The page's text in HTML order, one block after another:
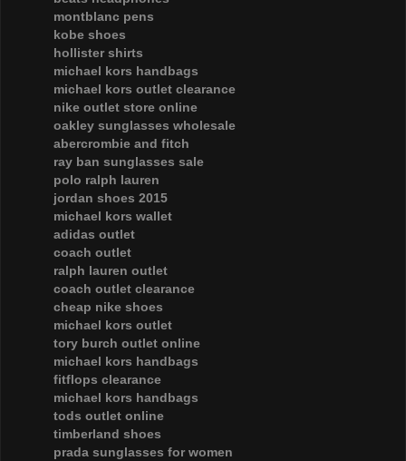
montblanc pens
kobe shoes
hollister shirts
michael kors handbags
michael kors outlet clearance
nike outlet store online
oakley sunglasses wholesale
abercrombie and fitch
ray ban sunglasses sale
polo ralph lauren
jordan shoes 2015
michael kors wallet
adidas outlet
coach outlet
ralph lauren outlet
coach outlet clearance
cheap nike shoes
michael kors outlet
tory burch outlet online
michael kors handbags
fitflops clearance
michael kors handbags
tods outlet online
timberland shoes
prada sunglasses for women